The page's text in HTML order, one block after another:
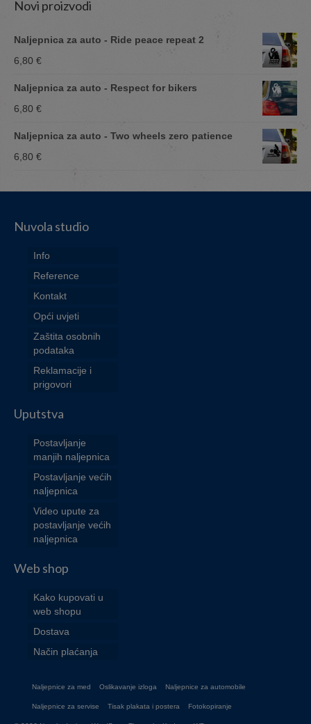
Novi proizvodi
Naljepnica za auto - Ride peace repeat 2
6,80 €
Naljepnica za auto - Respect for bikers
6,80 €
Naljepnica za auto - Two wheels zero patience
6,80 €
Nuvola studio
Info
Reference
Kontakt
Opći uvjeti
Zaštita osobnih
podataka
Reklamacije i
prigovori
Uputstva
Postavljanje
manjih naljepnica
Postavljanje većih
naljepnica
Video upute za
postavljanje većih
naljepnica
Web shop
Kako kupovati u
web shopu
Dostava
Način plaćanja
Naljepnice za med Oslikavanje izloga Naljepnice za automobile
Naljepnice za servise Tisak plakata i postera Fotokopiranje